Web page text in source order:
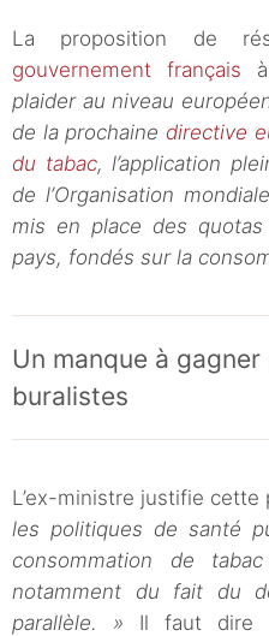
La proposition de
gouvernement français
plaider au niveau
de la prochaine directive
du tabac, l’application
de l’Organisation
mis en place des
pays, fondés sur la
Un manque à gagner
buralistes
L’ex-ministre justifie
les politiques de santé
consommation de
notamment du fait du
parallèle. » Il faut dire